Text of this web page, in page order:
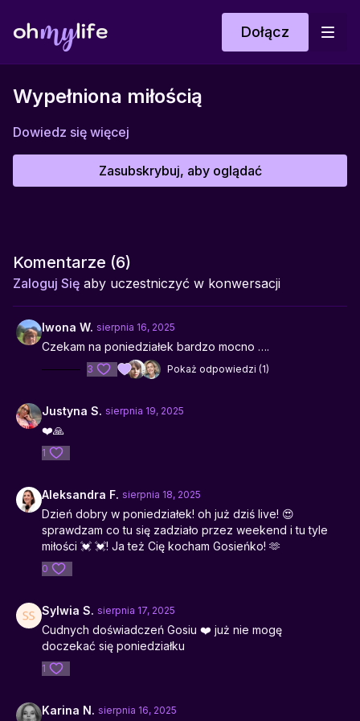
Dołącz
Wypełniona miłością
Dowiedz się więcej
Zasubskrybuj, aby oglądać
Komentarze (6)
Zaloguj Się aby uczestniczyć w konwersacji
Iwona W. sierpnia 16, 2025
Czekam na poniedziałek bardzo mocno ….
3 Pokaż odpowiedzi (1)
Justyna S. sierpnia 19, 2025
❤️🙏
1
Aleksandra F. sierpnia 18, 2025
Dzień dobry w poniedziałek! oh już dziś live! 😍
sprawdzam co tu się zadziało przez weekend i tu tyle
miłości 💓 💓! Ja też Cię kocham Gosieńko! 🫶
0
Sylwia S. sierpnia 17, 2025
Cudnych doświadczeń Gosiu ❤️ już nie mogę
doczekać się poniedziałku
1
Karina N. sierpnia 16, 2025